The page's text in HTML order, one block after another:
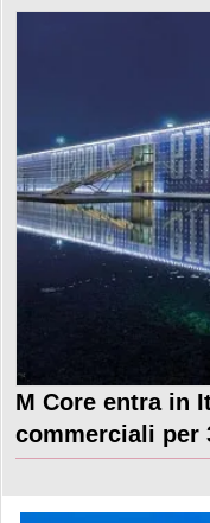
M Core entra in
commerciali per